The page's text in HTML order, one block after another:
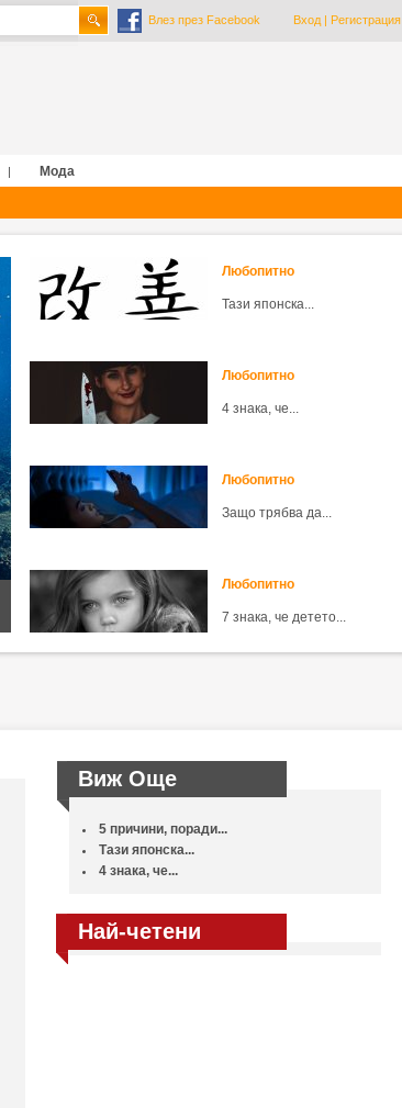
Влез през Facebook Вход| Регистрация
|
Мода
Любопитно
Тази японска...
Любопитно
4 знака, че...
Любопитно
Защо трябва да...
Любопитно
7 знака, че детето...
Виж Още
5 причини, поради...
Тази японска...
4 знака, че...
Най-четени